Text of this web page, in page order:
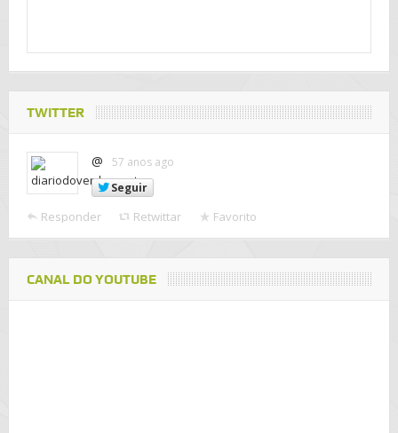
TWITTER
@
57 anos ago
Seguir
Responder Retwittar Favorito
CANAL DO YOUTUBE